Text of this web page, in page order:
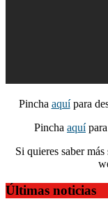
Pincha aquípara
Pincha aquí
Si quieres saber
Últimas noticias